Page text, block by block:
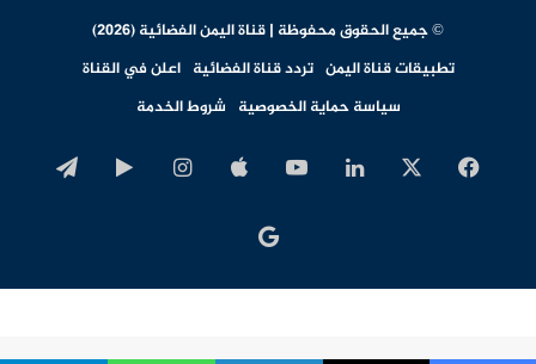
© جميع الحقوق محفوظة | قناة اليمن الفضائية (2026)
تطبيقات قناة اليمن تردد قناة الفضائية اعلن في القناة
سياسة حماية الخصوصية شروط الخدمة
فيسبوك لينكدإن‫YouTube انستقرام‏Google
اخبار
جوجل